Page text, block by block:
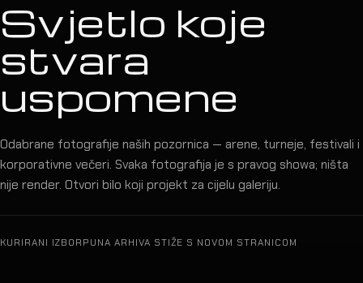
Svjetlo koje
stvara
uspomene
Odabrane fotografije naših pozornica — arene, turneje, festivali i
korporativne večeri. Svaka fotografija je s pravog showa; ništa
nije render. Otvori bilo koji projekt za cijelu galeriju.
KURIRANI IZBORPUNA ARHIVA STIŽE S NOVOM STRANICOM